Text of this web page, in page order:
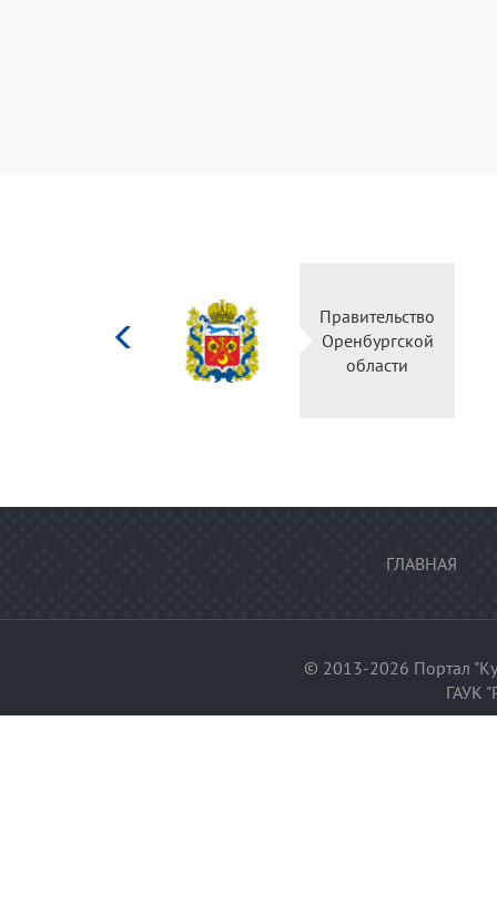
Правительство
Оренбургской
области
ГЛАВНАЯ
© 2013-2026 Портал
ГАУК